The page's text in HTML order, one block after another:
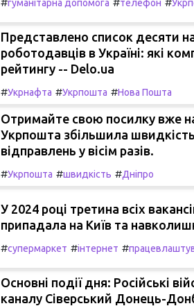
гуманітарна допомога телефон
Представлено список десяти
роботодавців в Україні: які
рейтингу -- Delo.ua
#Укрнафта #Укрпошта #Нова Пошта
Отримайте свою посилку вже
Укрпошта збільшила
відправлень у вісім разів.
#Укрпошта #швидкість #Дніпро
У 2024 році третина всіх
припадала на Київ та
#супермаркет #інтернет #
Основні події дня: Російські
каналу Сіверський Донець-